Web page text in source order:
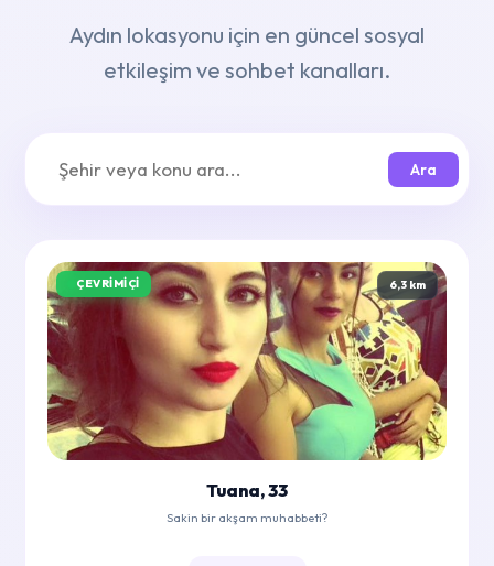
Aydın lokasyonu için en güncel sosyal
etkileşim ve sohbet kanalları.
Ara
ÇEVRIMIÇI 6,3 km
Tuana, 33
Sakin bir akşam muhabbeti?